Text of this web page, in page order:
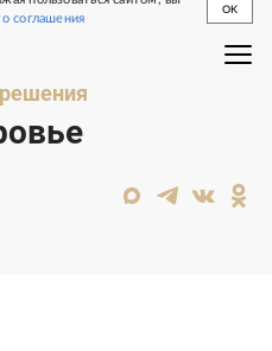
соглашения
OK